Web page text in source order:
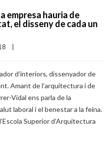
empresa hauria de
el disseny de cada un
d’interiors, dissenyador de
Amant de l’arquitectura i de
Vidal ens parla de la
laboral i el benestar a la feina.
Superior d’Arquitectura